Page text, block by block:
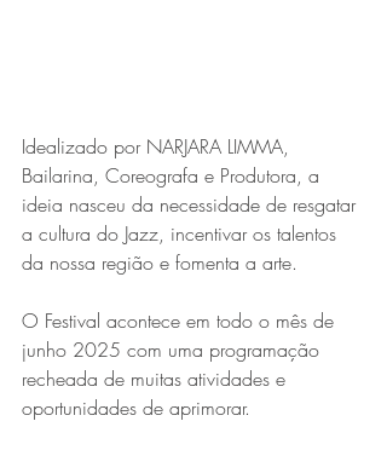
Gerais
Projeto abre inscrições para
formar grupo de teatro cristão
no Vale do Aço
Idealizado por NARJARA LIMMA,
Bailarina, Coreografa e Produtora, a
ideia nasceu da necessidade de resgatar
a cultura do Jazz, incentivar os talentos
da nossa região e fomenta a arte.
O Festival acontece em todo o mês de
junho 2025 com uma programação
recheada de muitas atividades e
oportunidades de aprimorar.